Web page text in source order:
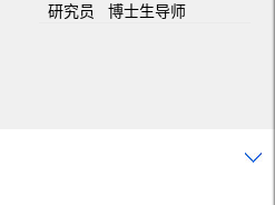
研究员 博士生导师